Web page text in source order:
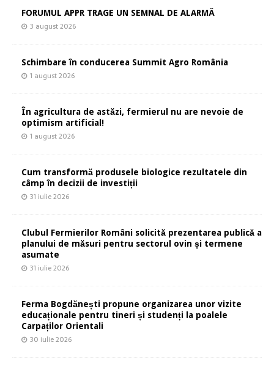
FORUMUL APPR TRAGE UN SEMNAL DE ALARMĂ
3 august 2026
Schimbare în conducerea Summit Agro România
1 august 2026
În agricultura de astăzi, fermierul nu are nevoie de
optimism artificial!
1 august 2026
Cum transformă produsele biologice rezultatele din
câmp în decizii de investiții
31 iulie 2026
Clubul Fermierilor Români solicită prezentarea publică a
planului de măsuri pentru sectorul ovin și termene
asumate
31 iulie 2026
Ferma Bogdănești propune organizarea unor vizite
educaționale pentru tineri și studenți la poalele
Carpaților Orientali
30 iulie 2026